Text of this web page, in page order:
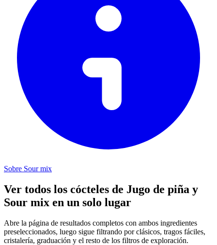
Sobre Sour mix
Ver todos los cócteles de Jugo de piña y
Sour mix en un solo lugar
Abre la página de resultados completos con ambos ingredientes
preseleccionados, luego sigue filtrando por clásicos, tragos fáciles,
cristalería, graduación y el resto de los filtros de exploración.